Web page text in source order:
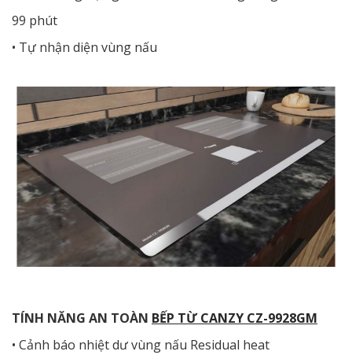
99 phút
• Tự nhận diện vùng nấu
TÍNH NĂNG AN TOÀN BẾP TỪ CANZY CZ-9928GM
• Cảnh báo nhiệt dư vùng nấu Residual heat